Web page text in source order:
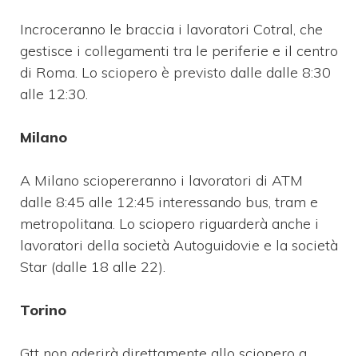
Incroceranno le braccia i lavoratori Cotral, che
gestisce i collegamenti tra le periferie e il centro
di Roma. Lo sciopero è previsto dalle dalle 8:30
alle 12:30.
Milano
A Milano sciopereranno i lavoratori di ATM
dalle 8:45 alle 12:45 interessando bus, tram e
metropolitana. Lo sciopero riguarderà anche i
lavoratori della società Autoguidovie e la società
Star (dalle 18 alle 22).
Torino